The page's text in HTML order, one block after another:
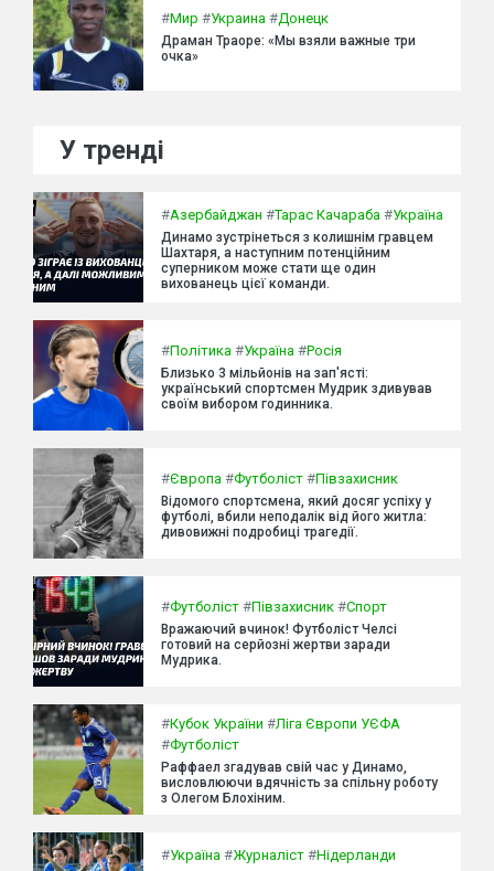
#Мир #Украина #Донецк
Драман Траоре: «Мы взяли важные три
очка»
У тренді
#Азербайджан #Тарас Качараба #Україна
Динамо зустрінеться з колишнім гравцем
Шахтаря, а наступним потенційним
суперником може стати ще один
вихованець цієї команди.
#Політика #Україна #Росія
Близько 3 мільйонів на зап'ясті:
український спортсмен Мудрик здивував
своїм вибором годинника.
#Європа #Футболіст #Півзахисник
Відомого спортсмена, який досяг успіху у
футболі, вбили неподалік від його житла:
дивовижні подробиці трагедії.
#Футболіст #Півзахисник #Спорт
Вражаючий вчинок! Футболіст Челсі
готовий на серйозні жертви заради
Мудрика.
#Кубок України #Ліга Європи УЄФА
#Футболіст
Раффаел згадував свій час у Динамо,
висловлюючи вдячність за спільну роботу
з Олегом Блохіним.
#Україна #Журналіст #Нідерланди